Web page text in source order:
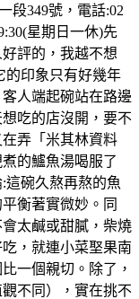
段349號，電話:02
星期日一休)先
評的，我越不想
印象只有好幾年
人端起碗站在路邊
吃的店沒開，要不
弄「米其林資料
的鱸魚湯喝服了
這碗久熬再熬的魚
衡著實微妙。同
太鹹或甜膩，柴燒
，就連小菜埾果南
一個親切。除了，
不同），實在挑不